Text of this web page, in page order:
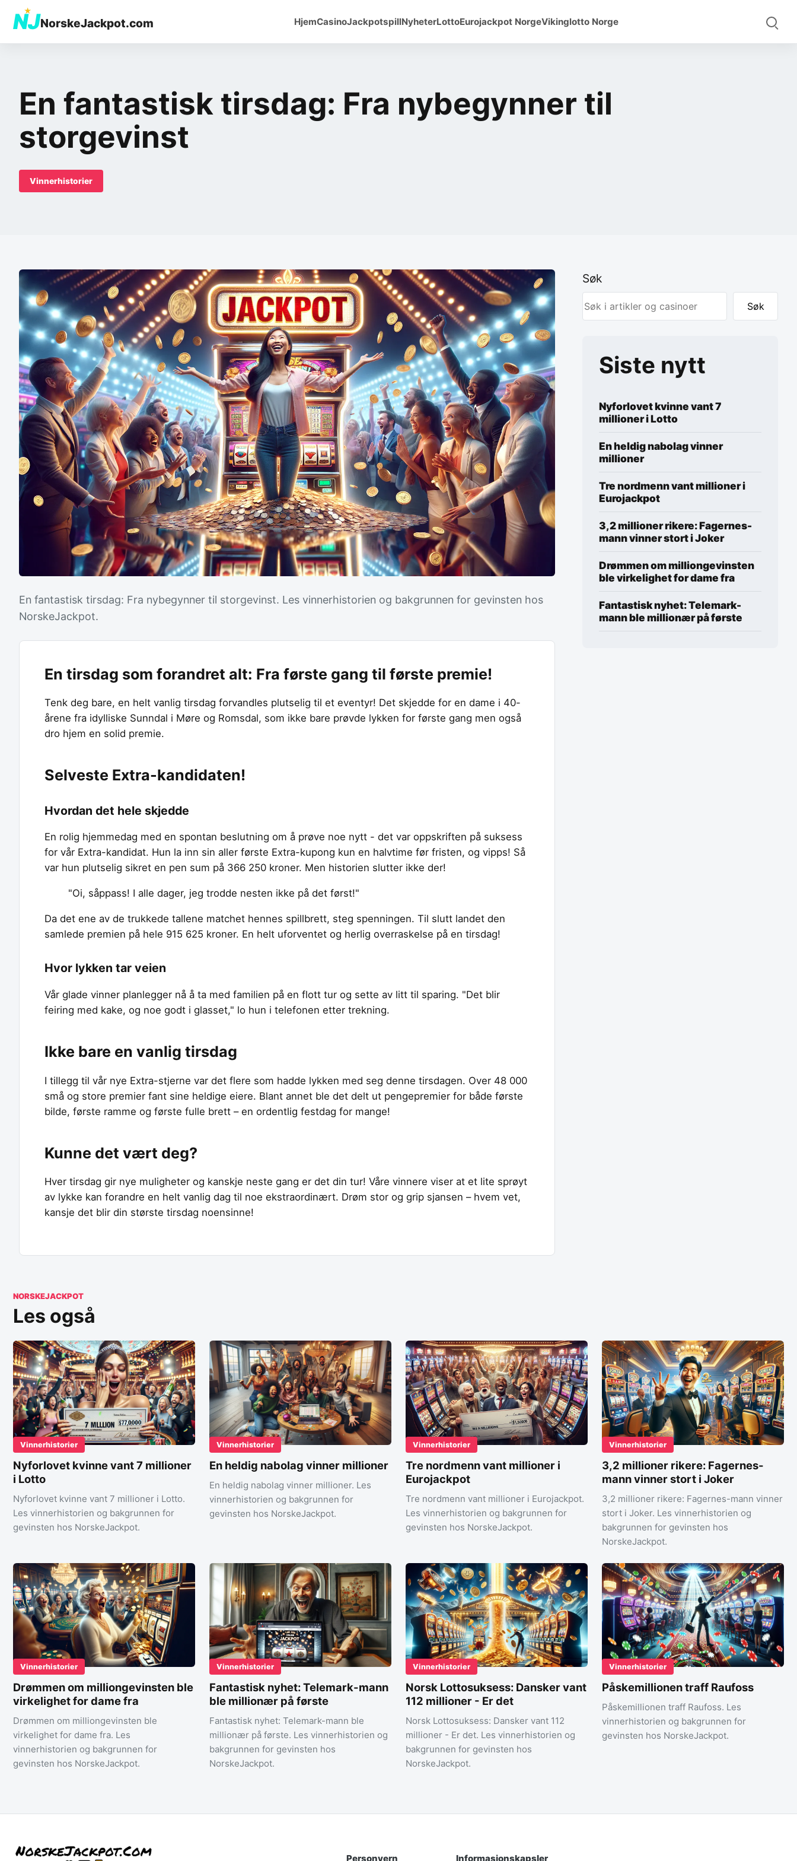
NJ
★
NorskeJackpot.com HjemCasinoJackpotspillNyheterLottoEurojackpot NorgeVikinglotto Norge
En fantastisk tirsdag: Fra nybegynner til
storgevinst
Vinnerhistorier
En fantastisk tirsdag: Fra nybegynner til storgevinst. Les vinnerhistorien og bakgrunnen for gevinsten hos
NorskeJackpot.
En tirsdag som forandret alt: Fra første gang til første premie!
Tenk deg bare, en helt vanlig tirsdag forvandles plutselig til et eventyr! Det skjedde for en dame i 40-
årene fra idylliske Sunndal i Møre og Romsdal, som ikke bare prøvde lykken for første gang men også
dro hjem en solid premie.
Selveste Extra-kandidaten!
Hvordan det hele skjedde
En rolig hjemmedag med en spontan beslutning om å prøve noe nytt - det var oppskriften på suksess
for vår Extra-kandidat. Hun la inn sin aller første Extra-kupong kun en halvtime før fristen, og vipps! Så
var hun plutselig sikret en pen sum på 366 250 kroner. Men historien slutter ikke der!
"Oi, såppass! I alle dager, jeg trodde nesten ikke på det først!"
Da det ene av de trukkede tallene matchet hennes spillbrett, steg spenningen. Til slutt landet den
samlede premien på hele 915 625 kroner. En helt uforventet og herlig overraskelse på en tirsdag!
Hvor lykken tar veien
Vår glade vinner planlegger nå å ta med familien på en flott tur og sette av litt til sparing. "Det blir
feiring med kake, og noe godt i glasset," lo hun i telefonen etter trekning.
Ikke bare en vanlig tirsdag
I tillegg til vår nye Extra-stjerne var det flere som hadde lykken med seg denne tirsdagen. Over 48 000
små og store premier fant sine heldige eiere. Blant annet ble det delt ut pengepremier for både første
bilde, første ramme og første fulle brett – en ordentlig festdag for mange!
Kunne det vært deg?
Hver tirsdag gir nye muligheter og kanskje neste gang er det din tur! Våre vinnere viser at et lite sprøyt
av lykke kan forandre en helt vanlig dag til noe ekstraordinært. Drøm stor og grip sjansen – hvem vet,
kansje det blir din største tirsdag noensinne!
Søk
Søk
Siste nytt
Nyforlovet kvinne vant 7
millioner i Lotto
En heldig nabolag vinner
millioner
Tre nordmenn vant millioner i
Eurojackpot
3,2 millioner rikere: Fagernes-
mann vinner stort i Joker
Drømmen om milliongevinsten
ble virkelighet for dame fra
Fantastisk nyhet: Telemark-
mann ble millionær på første
NORSKEJACKPOT
Les også
Vinnerhistorier
Nyforlovet kvinne vant 7 millioner
i Lotto
Nyforlovet kvinne vant 7 millioner i Lotto.
Les vinnerhistorien og bakgrunnen for
gevinsten hos NorskeJackpot.
Vinnerhistorier
En heldig nabolag vinner millioner
En heldig nabolag vinner millioner. Les
vinnerhistorien og bakgrunnen for
gevinsten hos NorskeJackpot.
Vinnerhistorier
Tre nordmenn vant millioner i
Eurojackpot
Tre nordmenn vant millioner i Eurojackpot.
Les vinnerhistorien og bakgrunnen for
gevinsten hos NorskeJackpot.
Vinnerhistorier
3,2 millioner rikere: Fagernes-
mann vinner stort i Joker
3,2 millioner rikere: Fagernes-mann vinner
stort i Joker. Les vinnerhistorien og
bakgrunnen for gevinsten hos
NorskeJackpot.
Vinnerhistorier
Drømmen om milliongevinsten ble
virkelighet for dame fra
Drømmen om milliongevinsten ble
virkelighet for dame fra. Les
vinnerhistorien og bakgrunnen for
gevinsten hos NorskeJackpot.
Vinnerhistorier
Fantastisk nyhet: Telemark-mann
ble millionær på første
Fantastisk nyhet: Telemark-mann ble
millionær på første. Les vinnerhistorien og
bakgrunnen for gevinsten hos
NorskeJackpot.
Vinnerhistorier
Norsk Lottosuksess: Dansker vant
112 millioner - Er det
Norsk Lottosuksess: Dansker vant 112
millioner - Er det. Les vinnerhistorien og
bakgrunnen for gevinsten hos
NorskeJackpot.
Vinnerhistorier
Påskemillionen traff Raufoss
Påskemillionen traff Raufoss. Les
vinnerhistorien og bakgrunnen for
gevinsten hos NorskeJackpot.
Personvern Informasjonskapsler